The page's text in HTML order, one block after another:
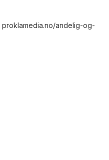
proklamedia.no/andelig-og-